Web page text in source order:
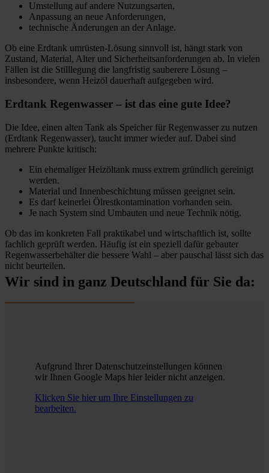
Umstellung auf andere Nutzungsarten,
Anpassung an neue Anforderungen,
technische Änderungen an der Anlage.
Ob eine Erdtank umrüsten-Lösung sinnvoll ist, hängt stark von
Zustand, Material, Alter und Sicherheitsanforderungen ab. In vielen
Fällen ist die Stilllegung die langfristig sauberere Lösung –
insbesondere, wenn Heizöl dauerhaft aufgegeben wird.
Erdtank Regenwasser – ist das eine gute Idee?
Die Idee, einen alten Tank als Speicher für Regenwasser zu nutzen
(Erdtank Regenwasser), taucht immer wieder auf. Dabei sind
mehrere Punkte kritisch:
Ein ehemaliger Heizöltank muss extrem gründlich gereinigt
werden.
Material und Innenbeschichtung müssen geeignet sein.
Es darf keinerlei Ölrestkontamination vorhanden sein.
Je nach System sind Umbauten und neue Technik nötig.
Ob das im konkreten Fall praktikabel und wirtschaftlich ist, sollte
fachlich geprüft werden. Häufig ist ein speziell dafür gebauter
Regenwasserbehälter die bessere Wahl – aber pauschal lässt sich das
nicht beurteilen.
Wir sind in ganz Deutschland für Sie da:
Aufgrund Ihrer Datenschutzeinstellungen können
wir Ihnen Google Maps hier leider nicht anzeigen.
Klicken Sie hier um Ihre Einstellungen zu
bearbeiten.